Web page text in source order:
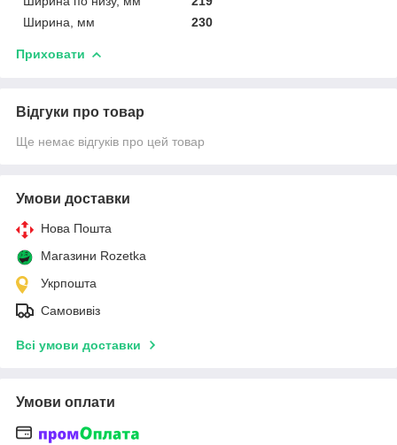
Ширина, мм
230
Приховати
Відгуки про товар
Ще немає відгуків про цей товар
Умови доставки
Нова Пошта
Магазини Rozetka
Укрпошта
Самовивіз
Всі умови доставки
Умови оплати